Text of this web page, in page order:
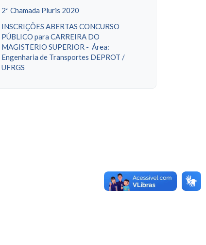
2ª Chamada Pluris 2020
INSCRIÇÕES ABERTAS CONCURSO
PÚBLICO para CARREIRA DO
MAGISTERIO SUPERIOR - Área:
Engenharia de Transportes DEPROT /
UFRGS